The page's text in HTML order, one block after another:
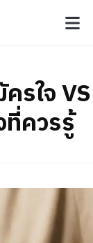
รใจ VS
ควรรู้